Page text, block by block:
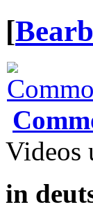
[
Videos
in